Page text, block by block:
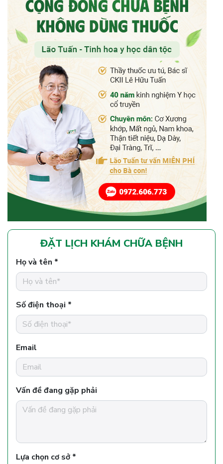
ĐẶT LỊCH KHÁM CHỮA BỆNH
Họ và tên *
Số điện thoại *
Email
Vấn đề đang gặp phải
Lựa chọn cơ sở *